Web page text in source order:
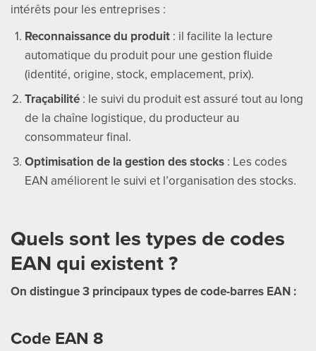
intérêts pour les entreprises :
Reconnaissance du produit : il facilite la lecture
automatique du produit pour une gestion fluide
(identité, origine, stock, emplacement, prix).
Traçabilité: le suivi du produit est assuré tout au long
de la chaîne logistique, du producteur au
consommateur final.
Optimisation de la gestion des stocks: Les codes
EAN améliorent le suivi et l’organisation des stocks.
Quels sont les types de codes
EAN qui existent ?
On distingue 3 principaux types de code-barres EAN :
Code EAN 8